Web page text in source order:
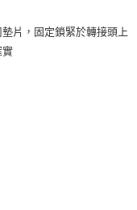
片，固定鎖緊於轉接頭上
實